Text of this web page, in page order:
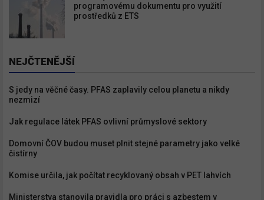
programovému dokumentu pro využití
prostředků z ETS
NEJČTENĚJŠÍ
S jedy na věčné časy. PFAS zaplavily celou planetu a nikdy
nezmizí
Jak regulace látek PFAS ovlivní průmyslové sektory
Domovní ČOV budou muset plnit stejné parametry jako velké
čistírny
Komise určila, jak počítat recyklovaný obsah v PET lahvích
Ministerstva stanovila pravidla pro práci s azbestem v
Newsletter
Zadejte váš email a my Vám
budeme zasílat ty nejdůležitější